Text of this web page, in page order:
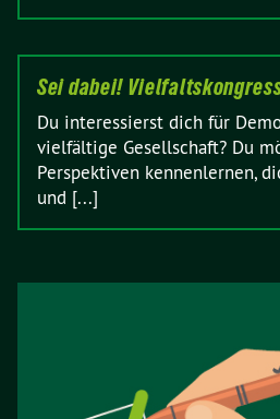
Sei dabei!
Du interessierst dich für
vielfältige Gesellschaft? Du
Perspektiven kennenlernen,
und [...]